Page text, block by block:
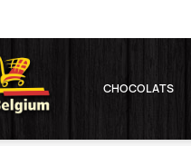
CHOCOLATS